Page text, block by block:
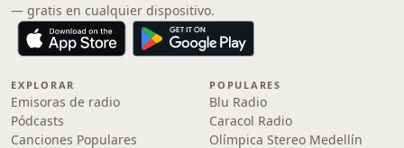
— gratis en cualquier dispositivo.
EXPLORAR
Emisoras de radio
Pódcasts
Canciones Populares
POPULARES
Blu Radio
Caracol Radio
Olímpica Stereo Medellín